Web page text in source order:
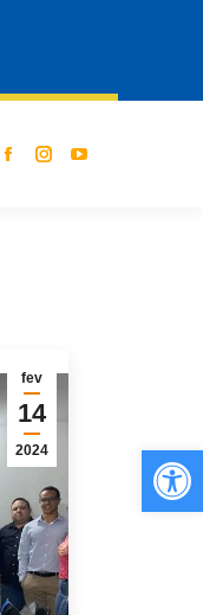
fev
14
2024